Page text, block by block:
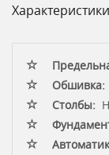
Обшивка:
Столбы: